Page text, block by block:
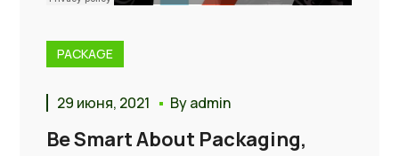
PACKAGE
29 июня, 2021 Byadmin
Be Smart About Packaging,